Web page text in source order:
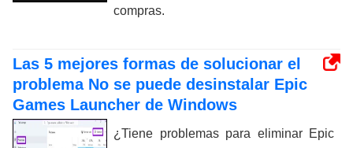
compras.
Las 5 mejores formas de solucionar el
problema No se puede desinstalar Epic
Games Launcher de Windows
¿Tiene problemas para eliminar Epic